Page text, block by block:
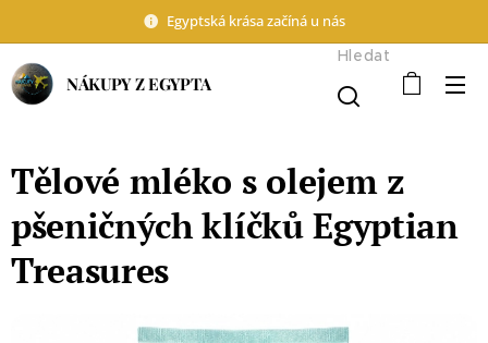
Egyptská krása začíná u nás
NÁKUPY Z EGYPTA
Hledat
Tělové mléko s olejem z
pšeničných klíčků Egyptian
Treasures